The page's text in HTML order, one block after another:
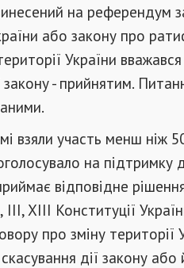
на референдум
або закону про
України
закону - прийнятим.
взяли участь менш ніж
на підтримку
відповідне
III, XIII Конституції
про зміну
дії закону